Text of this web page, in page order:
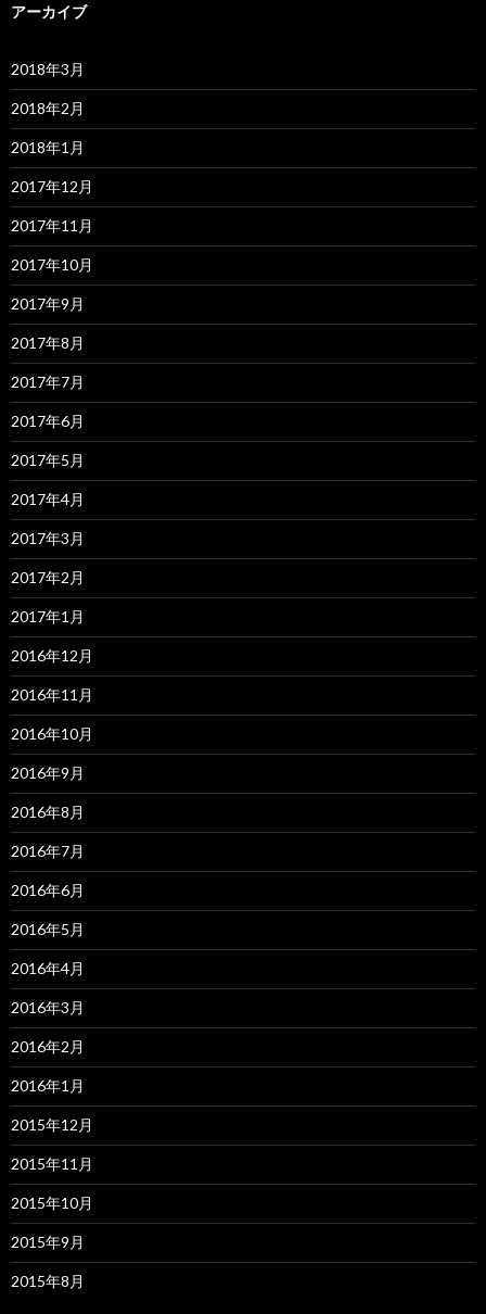
アーカイブ
2018年3月
2018年2月
2018年1月
2017年12月
2017年11月
2017年10月
2017年9月
2017年8月
2017年7月
2017年6月
2017年5月
2017年4月
2017年3月
2017年2月
2017年1月
2016年12月
2016年11月
2016年10月
2016年9月
2016年8月
2016年7月
2016年6月
2016年5月
2016年4月
2016年3月
2016年2月
2016年1月
2015年12月
2015年11月
2015年10月
2015年9月
2015年8月